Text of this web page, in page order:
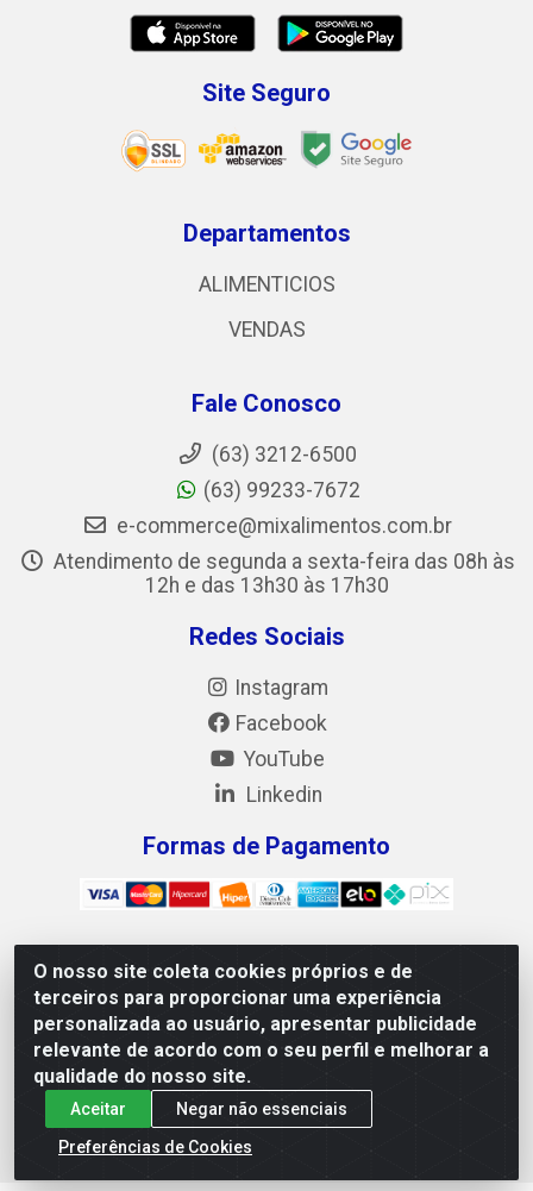
O nosso site coleta cookies próprios e de
terceiros para proporcionar uma experiência
personalizada ao usuário, apresentar publicidade
relevante de acordo com o seu perfil e melhorar a
qualidade do nosso site.
Aceitar
Negar não essenciais
Preferências de Cookies
Site Seguro
Departamentos
ALIMENTICIOS
VENDAS
Fale Conosco
(63) 3212-6500
(63) 99233-7672
e-commerce@mixalimentos.com.br
Atendimento de segunda a sexta-feira das 08h às
12h e das 13h30 às 17h30
Redes Sociais
Instagram
Facebook
YouTube
Linkedin
Formas de Pagamento
Mix Alimentos LTDA - Quadra Asr Ne 55 (412 Norte), Alameda
02, S/N - Plano Diretor Norte, Palmas/TO - CEP 77.006-540 -
CNPJ 05.922.500/0001-02